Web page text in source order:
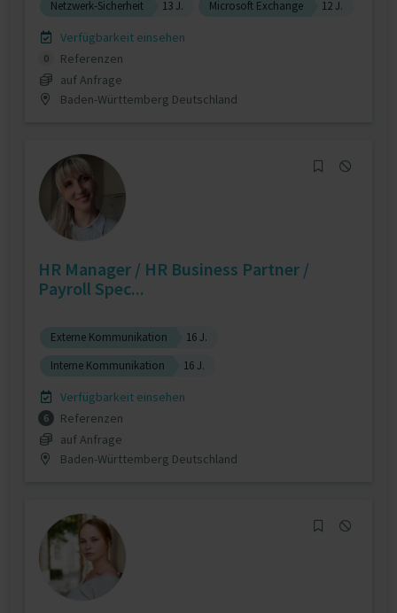
Netzwerk-Sicherheit 13 J. Microsoft Exchange 12 J.
Verfügbarkeit einsehen
0
Referenzen
auf Anfrage
Baden-Württemberg Deutschland
HR Manager / HR Business Partner /
Payroll Spec...
Externe Kommunikation
16 J.
Interne Kommunikation
16 J.
Verfügbarkeit einsehen
6
Referenzen
auf Anfrage
Baden-Württemberg Deutschland